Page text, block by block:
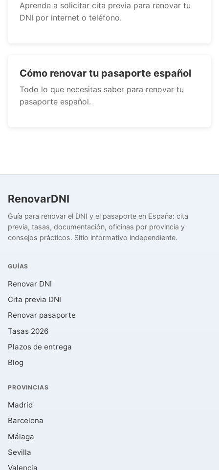
Aprende a solicitar cita previa para renovar tu
DNI por internet o teléfono.
Cómo renovar tu pasaporte español
Todo lo que necesitas saber para renovar tu
pasaporte español.
RenovarDNI
Guía para renovar el DNI y el pasaporte en España: cita
previa, tasas, documentación, oficinas por provincia y
consejos prácticos. Sitio informativo independiente.
GUÍAS
Renovar DNI
Cita previa DNI
Renovar pasaporte
Tasas 2026
Plazos de entrega
Blog
PROVINCIAS
Madrid
Barcelona
Málaga
Sevilla
Valencia